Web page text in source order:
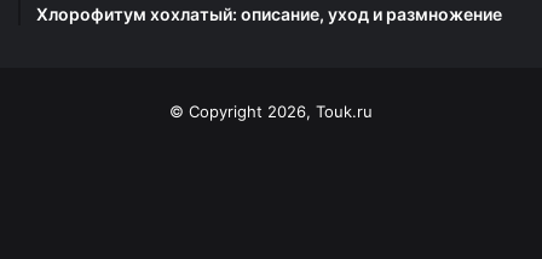
Хлорофитум хохлатый: описание, уход и размножение
© Copyright 2026, Touk.ru